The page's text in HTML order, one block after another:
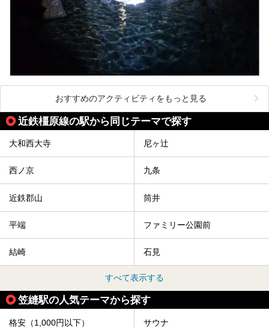
おすすめのアクティビティをもっと見る
近鉄橿原線の駅から同じテーマで探す
大和西大寺 尼ヶ辻
西ノ京 九条
近鉄郡山 筒井
平端 ファミリー公園前
結崎 石見
すべて表示する
笠縫駅の人気テーマから探す
格安（1,000円以下） サウナ